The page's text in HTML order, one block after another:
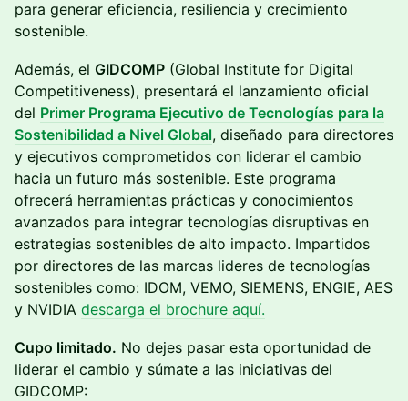
para generar eficiencia, resiliencia y crecimiento
sostenible.
Además, el GIDCOMP (Global Institute for Digital
Competitiveness), presentará el lanzamiento oficial
del Primer Programa Ejecutivo de Tecnologías para la
Sostenibilidad a Nivel Global, diseñado para directores
y ejecutivos comprometidos con liderar el cambio
hacia un futuro más sostenible. Este programa
ofrecerá herramientas prácticas y conocimientos
avanzados para integrar tecnologías disruptivas en
estrategias sostenibles de alto impacto. Impartidos
por directores de las marcas lideres de tecnologías
sostenibles como: IDOM, VEMO, SIEMENS, ENGIE, AES
y NVIDIA descarga el brochure aquí.
Cupo limitado. No dejes pasar esta oportunidad de
liderar el cambio y súmate a las iniciativas del
GIDCOMP: